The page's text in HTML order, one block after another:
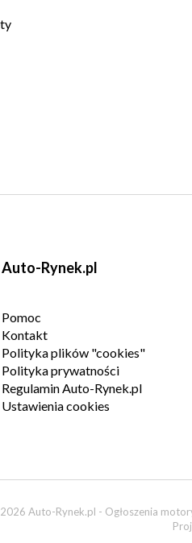
Auto-Rynek.pl
Pomoc
Kontakt
Polityka plików "cookies"
Polityka prywatności
Regulamin Auto-Rynek.pl
Ustawienia cookies
Auto-Rynek.pl - Ogłoszenia